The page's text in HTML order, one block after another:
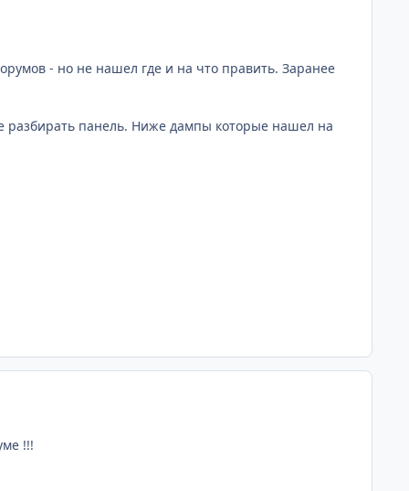
- но не нашел где и на что править. Заранее
разбирать панель. Ниже дампы которые нашел на
!!!